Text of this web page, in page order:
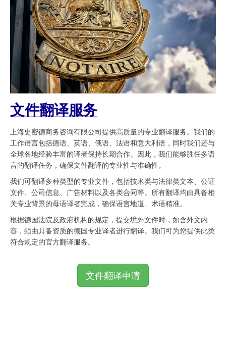
文件翻译服务
上海史密德商务咨询有限公司提供高质量的专业翻译服务。我们的
工作语言包括德语、英语、俄语、法语和意大利语，同时我们还与
全球各地经验丰富的译者保持长期合作。因此，我们能够胜任多语
言的翻译任务，确保文件翻译的专业性与准确性。
我们可翻译多种类型的专业文件，包括技术类与法律类文本、公证
文件、公司信息、广告材料以及各类合同等。所有翻译均由具备相
关专业背景的母语译者完成，确保语言地道、术语精准。
根据德国法院及政府机构的规定，提交境外文件时，如含外文内
容，须由具备资质的德国专业译者进行翻译。我们可为您提供此类
符合规定的官方翻译服务。
文件翻译申请